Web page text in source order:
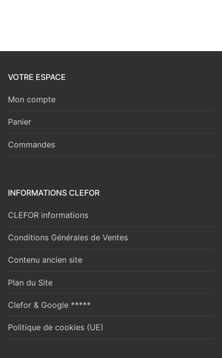
VOTRE ESPACE
Mon compte
Panier
Commandes
INFORMATIONS CLEFOR
CLEFOR informations
Conditions Générales de Ventes
Contenu ancien site
Plan du Site
Clefor & Google *****
Politique de cookies (UE)